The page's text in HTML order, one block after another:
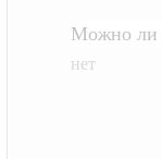
Можно ли
нет